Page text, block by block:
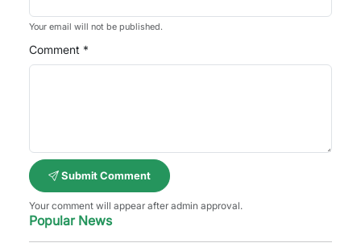
Your email will not be published.
Comment *
Submit Comment
Your comment will appear after admin approval.
Popular News